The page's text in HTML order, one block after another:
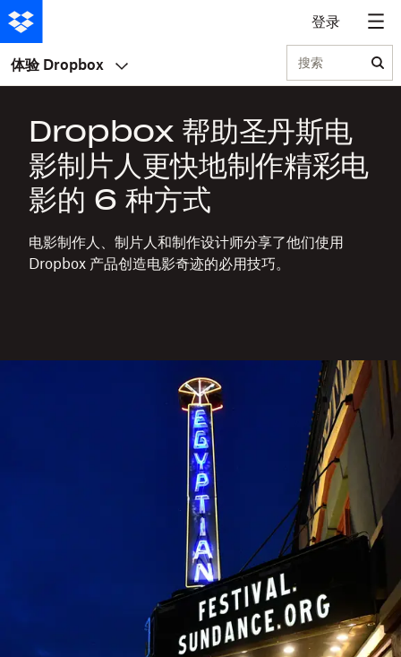
登录
体验 Dropbox 搜索
Dropbox 帮助圣丹斯电
影制片人更快地制作精彩电
影的 6 种方式
电影制作人、制片人和制作设计师分享了他们使用
Dropbox 产品创造电影奇迹的必用技巧。